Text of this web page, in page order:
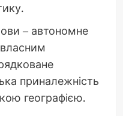
– автономне
власним
приналежність
географією.